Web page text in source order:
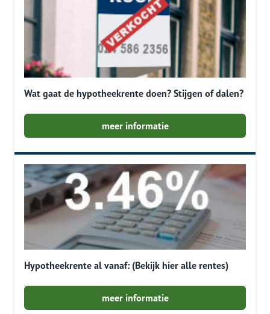
Wat gaat de hypotheekrente doen? Stijgen of dalen?
meer informatie
Hypotheekrente al vanaf: (Bekijk hier alle rentes)
meer informatie